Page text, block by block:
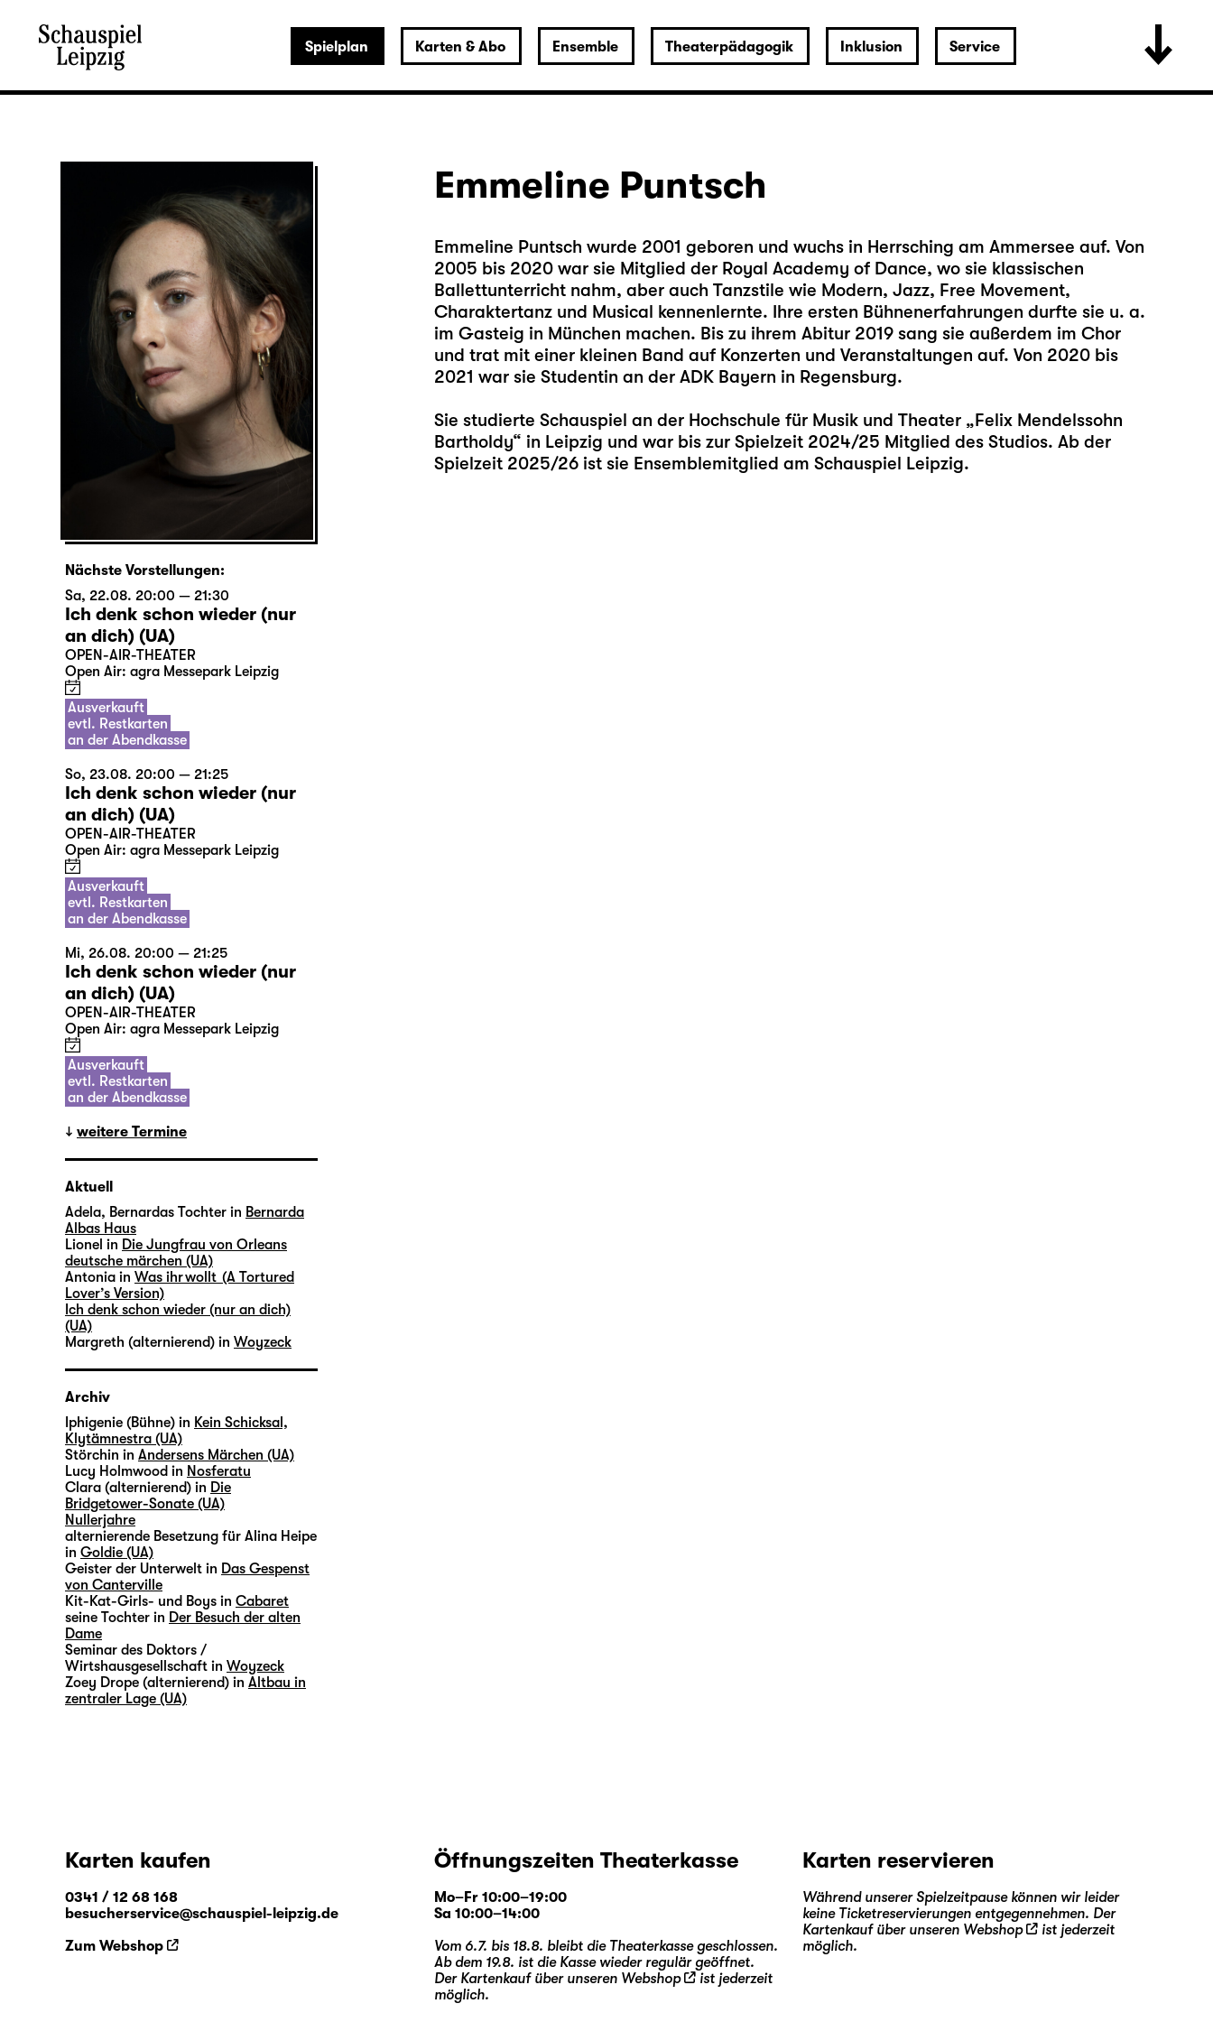
Spielplan Karten & Abo Ensemble Theaterpädagogik Inklusion Service
Emmeline Puntsch
Emmeline Puntsch wurde 2001 geboren und wuchs in Herrsching am Ammersee auf. Von
2005 bis 2020 war sie Mitglied der Royal Academy of Dance, wo sie klassischen
Ballettunterricht nahm, aber auch Tanzstile wie Modern, Jazz, Free Movement,
Charaktertanz und Musical kennenlernte. Ihre ersten Bühnenerfahrungen durfte sie u. a.
im Gasteig in München machen. Bis zu ihrem Abitur 2019 sang sie außerdem im Chor
und trat mit einer kleinen Band auf Konzerten und Veranstaltungen auf. Von 2020 bis
2021 war sie Studentin an der ADK Bayern in Regensburg.
Sie studierte Schauspiel an der Hochschule für Musik und Theater „Felix Mendelssohn
Bartholdy“ in Leipzig und war bis zur Spielzeit 2024/25 Mitglied des Studios. Ab der
Spielzeit 2025/26 ist sie Ensemblemitglied am Schauspiel Leipzig.
Nächste Vorstellungen:
Sa, 22.08. 20:00 — 21:30
Ich denk schon wieder (nur
an dich) (UA)
OPEN-AIR-THEATER
Open Air: agra Messepark Leipzig
Ausverkauft
evtl. Restkarten
an der Abendkasse
So, 23.08. 20:00 — 21:25
Ich denk schon wieder (nur
an dich) (UA)
OPEN-AIR-THEATER
Open Air: agra Messepark Leipzig
Ausverkauft
evtl. Restkarten
an der Abendkasse
Mi, 26.08. 20:00 — 21:25
Ich denk schon wieder (nur
an dich) (UA)
OPEN-AIR-THEATER
Open Air: agra Messepark Leipzig
Ausverkauft
evtl. Restkarten
an der Abendkasse
weitere Termine
Aktuell
Adela, Bernardas Tochter in Bernarda
Albas Haus
Lionel in Die Jungfrau von Orleans
deutsche märchen (UA)
Antonia in Was ihr wollt (A Tortured
Lover’s Version)
Ich denk schon wieder (nur an dich)
(UA)
Margreth (alternierend) in Woyzeck
Archiv
Iphigenie (Bühne) in Kein Schicksal,
Klytämnestra (UA)
Störchin in Andersens Märchen (UA)
Lucy Holmwood in Nosferatu
Clara (alternierend) in Die
Bridgetower-Sonate (UA)
Nullerjahre
alternierende Besetzung für Alina Heipe
in Goldie (UA)
Geister der Unterwelt in Das Gespenst
von Canterville
Kit-Kat-Girls- und Boys in Cabaret
seine Tochter in Der Besuch der alten
Dame
Seminar des Doktors /
Wirtshausgesellschaft in Woyzeck
Zoey Drope (alternierend) in Altbau in
zentraler Lage (UA)
Karten kaufen
0341 / 12 68 168
besucherservice@schauspiel-leipzig.de
Zum Webshop
Öffnungszeiten Theaterkasse
Mo–Fr 10:00–19:00
Sa 10:00–14:00
Vom 6.7. bis 18.8. bleibt die Theaterkasse geschlossen.
Ab dem 19.8. ist die Kasse wieder regulär geöffnet.
Der Kartenkauf über unseren Webshop
ist jederzeit
möglich.
Karten reservieren
Während unserer Spielzeitpause können wir leider
keine Ticketreservierungen entgegennehmen. Der
Kartenkauf über unseren Webshop
ist jederzeit
möglich.